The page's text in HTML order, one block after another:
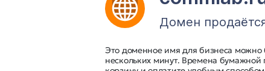
Домен
Это доменное имя для бизнеса можно
нескольких минут. Времена